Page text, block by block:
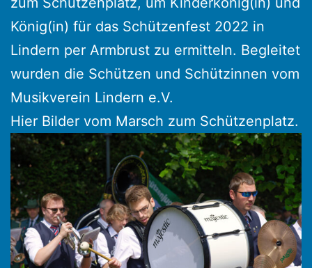
König(in) für das Schützenfest 2022 in
Lindern per Armbrust zu ermitteln. Begleitet
wurden die Schützen und Schützinnen vom
Musikverein Lindern e.V.
Hier Bilder vom Marsch zum Schützenplatz.